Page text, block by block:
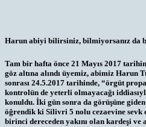
Harun abiyi bilirsiniz, bilmiyorsanız da
Tam bir hafta önce 21 Mayıs 2017
göz altına alındı üyemiz, abimiz Harun
sonrası 24.5.2017 tarihinde, “örgüt
kontrolün de yeterli olmayacağı
konuldu. İki gün sonra da görüşüne
öğrendik ki Silivri 5 nolu cezaevine sevk
birinci dereceden yakını olan kardeşi